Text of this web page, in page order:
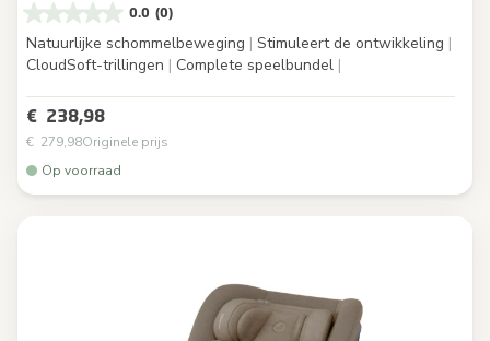
0.0 (0)
Natuurlijke schommelbeweging | Stimuleert de ontwikkeling |
CloudSoft-trillingen | Complete speelbundel |
€ 238,98
€ 279,98Originele prijs
Op voorraad